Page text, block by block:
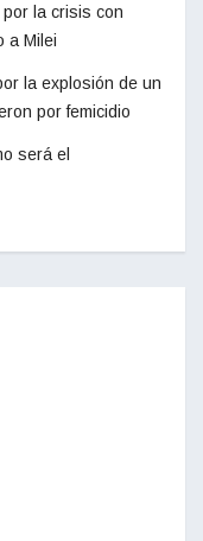
la crisis con
a Milei
la explosión de un
por femicidio
será el